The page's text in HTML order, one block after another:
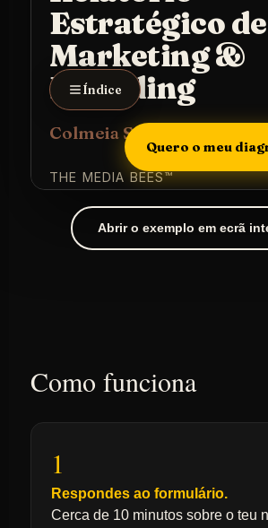
Abrir o exemplo em ecrã
Como funciona
1
Respondes ao formulário.
Cerca de 10 minutos sobre o teu